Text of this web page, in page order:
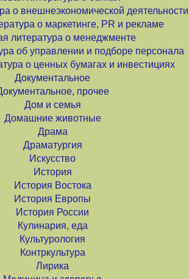
о внешнеэкономической деятельности
о маркетинге, PR и рекламе
литература о менеджменте
об управлении и подборе персонала
о ценных бумагах и инвестициях
Документальное
прочее
Дом и семья
Домашние животные
Драма
Драматургия
Искусство
История
История Востока
История Европы
История России
Кулинария, еда
Культурология
Контркультура
Лирика